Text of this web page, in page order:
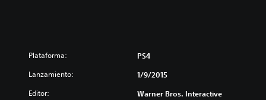
Plataforma: PS4
Lanzamiento: 1/9/2015
Editor: Warner Bros. Interactive